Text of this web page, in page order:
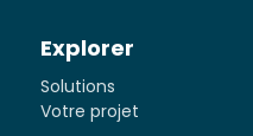
Explorer
Solutions
Votre projet